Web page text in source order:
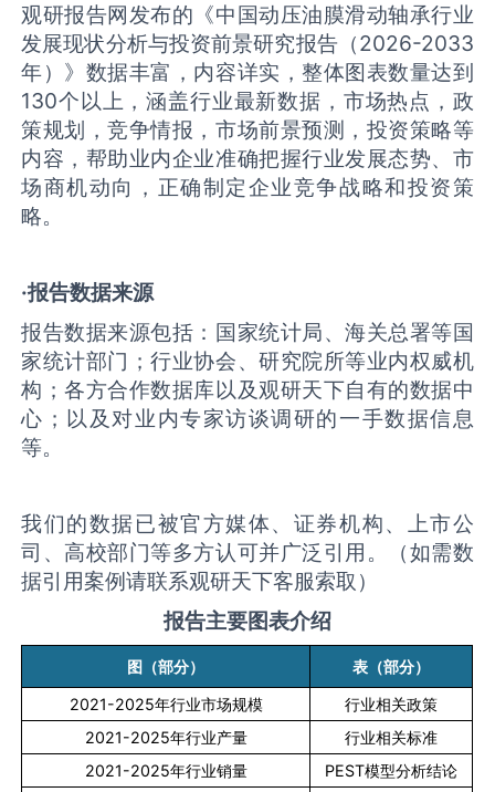
观研报告网发布的《中国动压油膜滑动轴承行业
发展现状分析与投资前景研究报告（2026-2033
年）》数据丰富，内容详实，整体图表数量达到
130个以上，涵盖行业最新数据，市场热点，政
策规划，竞争情报，市场前景预测，投资策略等
内容，帮助业内企业准确把握行业发展态势、市
场商机动向，正确制定企业竞争战略和投资策
略。
·报告数据来源
报告数据来源包括：国家统计局、海关总署等国
家统计部门；行业协会、研究院所等业内权威机
构；各方合作数据库以及观研天下自有的数据中
心；以及对业内专家访谈调研的一手数据信息
等。
我们的数据已被官方媒体、证券机构、上市公
司、高校部门等多方认可并广泛引用。（如需数
据引用案例请联系观研天下客服索取）
报告主要图表介绍
图（部分）
表（部分）
2021-2025年行业市场规模
行业相关政策
2021-2025年行业产量
行业相关标准
2021-2025年行业销量 PEST模型分析结论